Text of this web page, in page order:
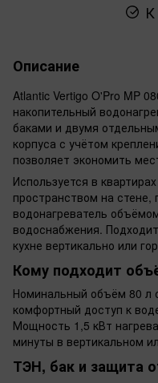
Описание
Atlantic Vertigo O'Pro MP
накопительный
баками и двумя
корпуса с учётом
позволяет экономить
Используется в
пространством на
водонагреватель
водоснабжения.
кухне вертикально или
Кому подходит
Номинальный объём 80 л
комфортный доступ к
Мощность 1,5 кВт
минуты в вертикальном
ТЭН, бак и защита